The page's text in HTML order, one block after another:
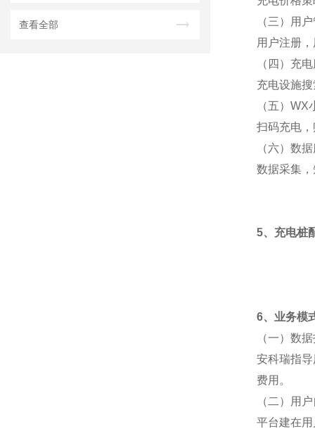
查看全部
（三）
用
用户注册
（四） 充
充电设施
（五） WX
扫码充电
（六） 数据
数据采集
5、 充电桩
6、业务模
（一） 数
安科瑞指
费用。
（二）
用
平台建在